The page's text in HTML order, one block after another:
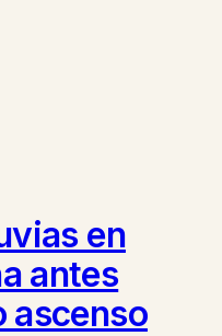
en
antes
ascenso